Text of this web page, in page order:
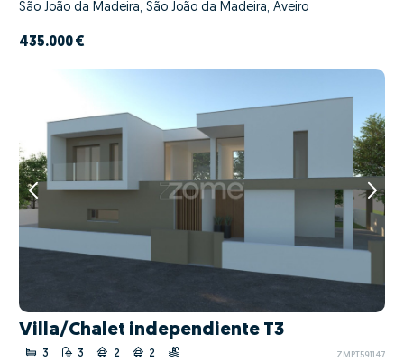
São João da Madeira, São João da Madeira, Aveiro
435.000 €
Villa/Chalet independiente T3
3 3 2 2 ZMPT591147